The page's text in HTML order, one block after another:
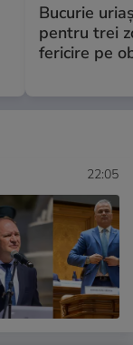
Bucurie
pentru trei
fericire pe
22:05